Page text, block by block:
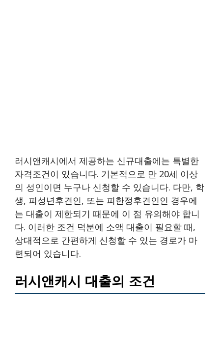
러시앤캐시에서 제공하는 신규대출에는 특별한
자격조건이 있습니다. 기본적으로 만 20세 이상
의 성인이면 누구나 신청할 수 있습니다. 다만, 학
생, 피성년후견인, 또는 피한정후견인인 경우에
는 대출이 제한되기 때문에 이 점 유의해야 합니
다. 이러한 조건 덕분에 소액 대출이 필요할 때,
상대적으로 간편하게 신청할 수 있는 경로가 마
련되어 있습니다.
러시앤캐시 대출의 조건